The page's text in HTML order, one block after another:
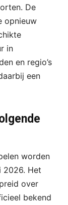
De
opnieuw
in
en regio’s
een
worden
2026. Het
over
bekend